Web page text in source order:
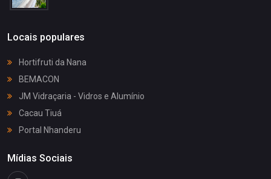
Locais populares
Hortifruti da Nana
BEMACON
JM Vidraçaria - Vidros e Alumínio
Cacau Tiuá
Portal Nhanderu
Mídias Sociais